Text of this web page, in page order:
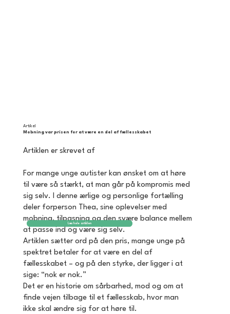
Artikel
Mobning var prisen for at være en del af fællesskabet
Artiklen er skrevet af
For mange unge autister kan ønsket om at høre
til være så stærkt, at man går på kompromis med
sig selv. I denne ærlige og personlige fortælling
deler forperson Thea, sine oplevelser med
mobning, tilpasning og den svære balance mellem
at passe ind og være sig selv.
Artiklen sætter ord på den pris, mange unge på
spektret betaler for at være en del af
fællesskabet – og på den styrke, der ligger i at
sige: “nok er nok.”
Det er en historie om sårbarhed, mod og om at
finde vejen tilbage til et fællesskab, hvor man
ikke skal ændre sig for at høre til.
Læs hele artiklen